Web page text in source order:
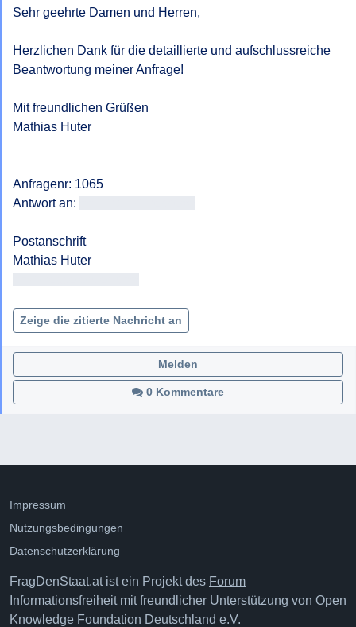
Sehr geehrte Damen und Herren,
Herzlichen Dank für die detaillierte und aufschlussreiche
Beantwortung meiner Anfrage!
Mit freundlichen Grüßen
Mathias Huter
Anfragenr: 1065
Antwort an:
Postanschrift
Zeige die zitierte Nachricht an
0 Kommentare
Melden
Impressum
Nutzungsbedingungen
Datenschutzerklärung
FragDenStaat.at ist ein Projekt des Forum
Informationsfreiheitmit freundlicher Unterstützung von Open
Knowledge Foundation Deutschland e.V.